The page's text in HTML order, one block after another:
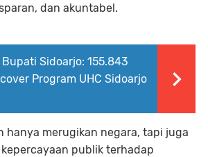
dan akuntabel.
Bupati Sidoarjo: 155.843
Program UHC Sidoarjo
hanya merugikan negara, tapi juga
publik terhadap